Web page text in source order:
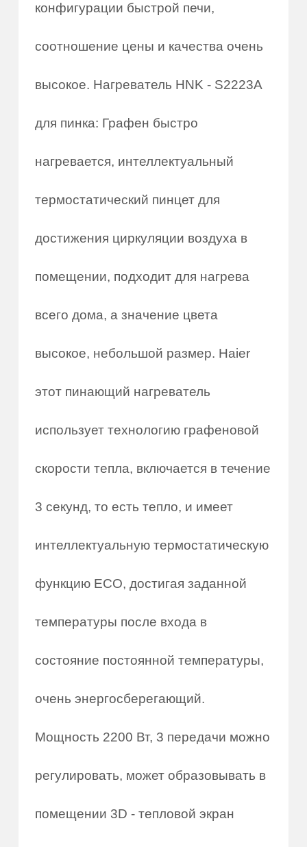
конфигурации быстрой печи,
соотношение цены и качества очень
высокое. Нагреватель HNK - S2223A
для пинка: Графен быстро
нагревается, интеллектуальный
термостатический пинцет для
достижения циркуляции воздуха в
помещении, подходит для нагрева
всего дома, а значение цвета
высокое, небольшой размер. Haier
этот пинающий нагреватель
использует технологию графеновой
скорости тепла, включается в течение
3 секунд, то есть тепло, и имеет
интеллектуальную термостатическую
функцию ECO, достигая заданной
температуры после входа в
состояние постоянной температуры,
очень энергосберегающий.
Мощность 2200 Вт, 3 передачи можно
регулировать, может образовывать в
помещении 3D - тепловой экран